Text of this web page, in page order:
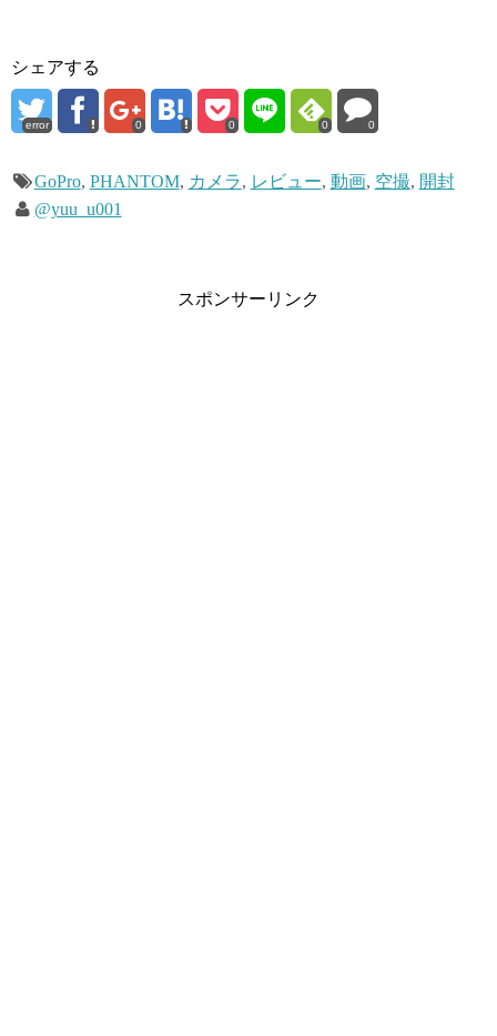
シェアする
error 0 0 0 0
GoPro, PHANTOM, カメラ, レビュー, 動画, 空撮, 開封
@yuu_u001
スポンサーリンク